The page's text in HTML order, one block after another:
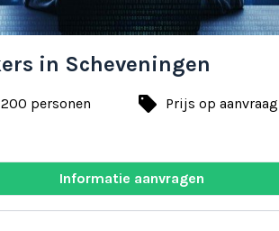
in Scheveningen
personen local_offer Prijs op aanvraag
Informatie aanvragen